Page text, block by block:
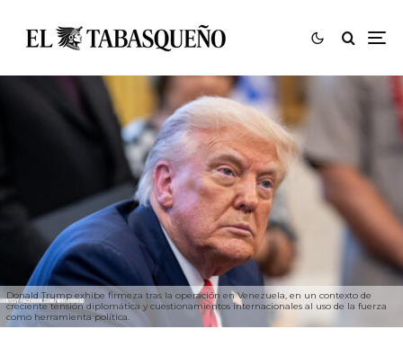
Donald Trump exhibe firmeza tras la operación en Venezuela, en un contexto de
creciente tensión diplomática y cuestionamientos internacionales al uso de la fuerza
como herramienta política.